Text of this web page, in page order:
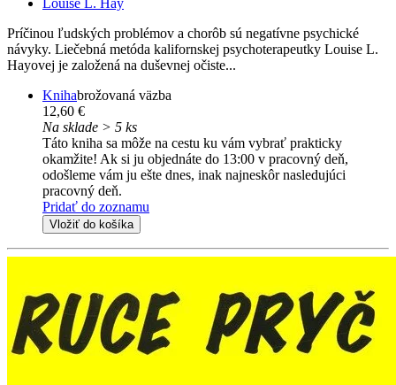
Príčinou ľudských problémov a chorôb sú negatívne psychické
návyky. Liečebná metóda kalifornskej psychoterapeutky Louise L.
Hayovej je založená na duševnej očiste...
Knihabrožovaná väzba
12,60 €
Na sklade > 5 ks
Táto kniha sa môže na cestu ku vám vybrať prakticky
okamžite! Ak si ju objednáte do 13:00 v pracovný deň,
odošleme vám ju ešte dnes, inak najneskôr nasledujúci
pracovný deň.
Pridať do zoznamu
Vložiť do košíka